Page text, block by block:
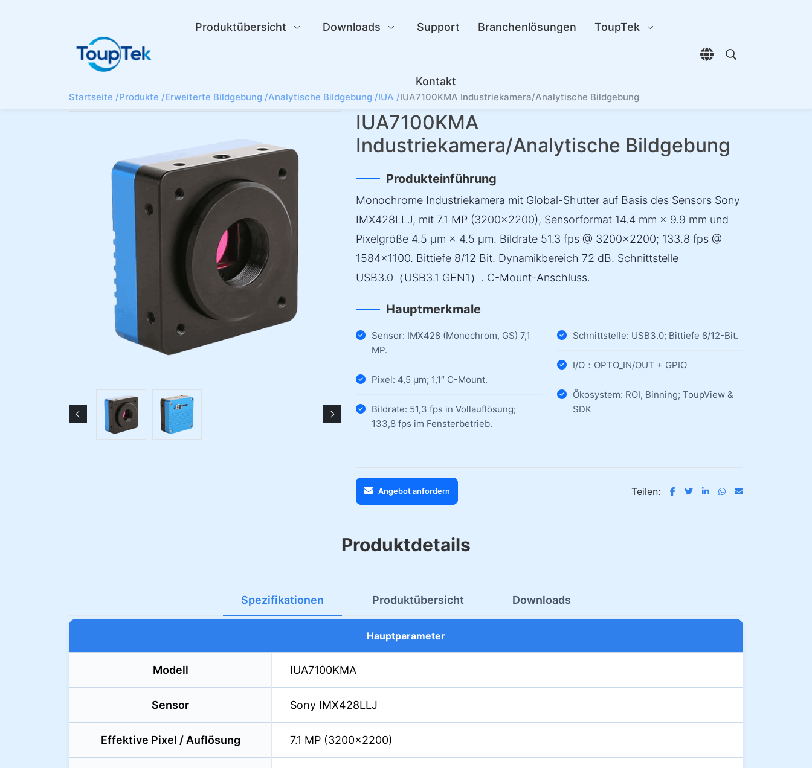
Produktübersicht Downloads Support Branchenlösungen ToupTek
Kontakt
Sprachauswahl
Open search
Startseite /Produkte /Erweiterte Bildgebung /Analytische Bildgebung /IUA /IUA7100KMA Industriekamera/Analytische Bildgebung
IUA7100KMA
Industriekamera/Analytische Bildgebung
Produkteinführung
Monochrome Industriekamera mit Global-Shutter auf Basis des Sensors Sony
IMX428LLJ, mit 7.1 MP (3200×2200), Sensorformat 14.4 mm × 9.9 mm und
Pixelgröße 4.5 µm × 4.5 µm. Bildrate 51.3 fps @ 3200×2200; 133.8 fps @
1584×1100. Bittiefe 8/12 Bit. Dynamikbereich 72 dB. Schnittstelle
USB3.0（USB3.1 GEN1）. C-Mount-Anschluss.
Hauptmerkmale
Sensor: IMX428 (Monochrom, GS) 7,1
MP.
Pixel: 4,5 µm; 1,1″ C-Mount.
Bildrate: 51,3 fps in Vollauflösung;
133,8 fps im Fensterbetrieb.
Schnittstelle: USB3.0; Bittiefe 8/12-Bit.
I/O：OPTO_IN/OUT + GPIO
Ökosystem: ROI, Binning; ToupView &
SDK
Angebot anfordern Teilen:
Produktdetails
Spezifikationen Produktübersicht Downloads
Hauptparameter
Modell IUA7100KMA
Sensor Sony IMX428LLJ
Effektive Pixel / Auflösung 7.1 MP (3200×2200)